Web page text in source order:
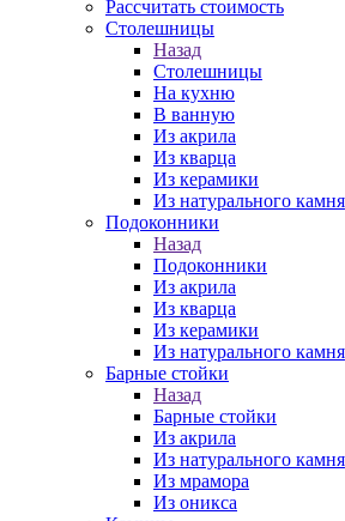
Рассчитать стоимость
Столешницы
Назад
Столешницы
На кухню
В ванную
Из акрила
Из кварца
Из керамики
Из натурального камня
Подоконники
Назад
Подоконники
Из акрила
Из кварца
Из керамики
Из натурального камня
Барные стойки
Назад
Барные стойки
Из акрила
Из натурального камня
Из мрамора
Из оникса